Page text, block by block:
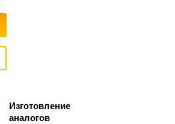
Изготовление
аналогов